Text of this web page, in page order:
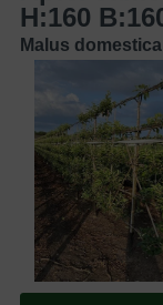
H:160
Malus